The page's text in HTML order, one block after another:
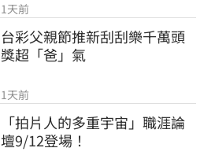
1天前
台彩父親節推新刮刮樂千萬頭
獎超「爸」氣
1天前
「拍片人的多重宇宙」職涯論
壇9/12登場！